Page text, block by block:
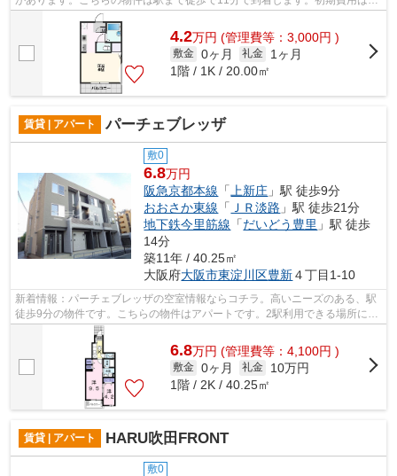
ードで決済いただけます。摂津市にある...
4.2万円 (管理費等：3,000円 )
敷金 0ヶ月 礼金
1ヶ月
1階 / 1K / 20.00㎡
賃貸 | アパート パーチェブレッザ
敷0
6.8万円
阪急京都本線 「 上新庄 」駅 徒歩9分
おおさか東線 「 ＪＲ淡路 」駅 徒歩21分
地下鉄今里筋線 「だいどう豊里 」駅 徒歩
14分
築11年 / 40.25㎡
大阪府大阪市東淀川区豊新４丁目1-10
新着情報：パーチェブレッザの空室情報ならコチラ。高いニーズのある、駅
徒歩9分の物件です。こちらの物件はアパートです。2駅利用できる場所にあ
るので利便性が高いです。大阪市東淀...
6.8万円 (管理費等：4,100円 )
敷金 0ヶ月 礼金
10万円
1階 / 2K / 40.25㎡
賃貸 | アパート HARU吹田FRONT
敷0